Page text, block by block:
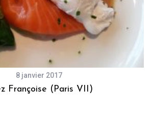
8 janvier 2017
Françoise (Paris VII)